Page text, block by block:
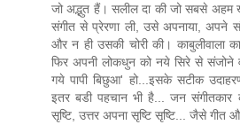
जो अद्भुत हैं। सलील दा की जो सबसे अहम
संगीत से प्रेरणा ली, उसे अपनाया, अपने
और न ही उसकी चोरी की। काबुलीवाला
फिर अपनी लोकधुन को नये सिरे से संजोने
गये पापी बिछुआ' हो...इसके सटीक
इतर बडी पहचान भी है... जन
सृष्टि, उत्तर अपना सृष्टि सृष्टि... जैसे गीत